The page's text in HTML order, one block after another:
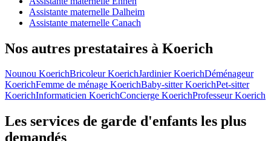
Assistante maternelle Dalheim
Assistante maternelle Canach
Nos autres prestataires à Koerich
Nounou KoerichBricoleur KoerichJardinier KoerichDéménageur
KoerichFemme de ménage KoerichBaby-sitter KoerichPet-sitter
KoerichInformaticien KoerichConcierge KoerichProfesseur Koerich
Les services de garde d'enfants les plus
demandés